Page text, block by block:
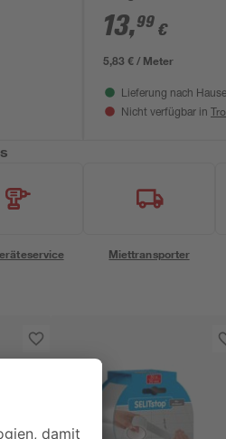
13,99 €
5,83 € / Meter
Lieferung nach Hause
Nicht verfügbar in
Miettransporter